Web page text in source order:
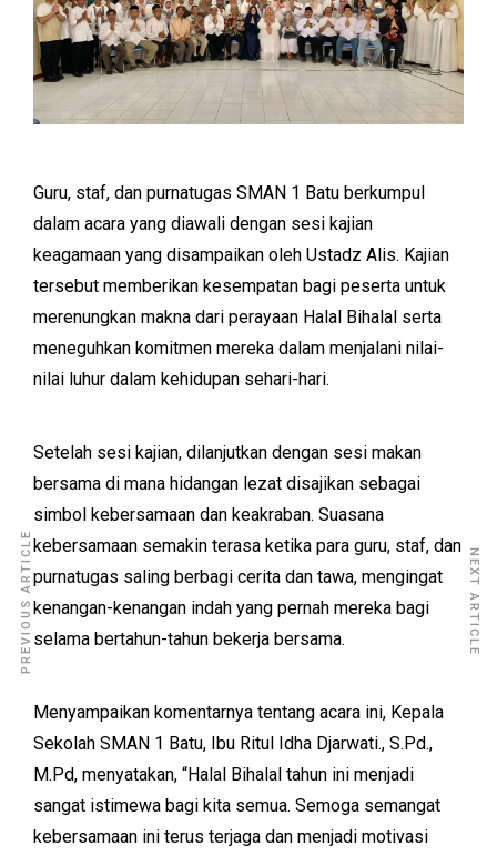
Guru, staf, dan purnatugas SMAN 1 Batu berkumpul
dalam acara yang diawali dengan sesi kajian
keagamaan yang disampaikan oleh Ustadz Alis. Kajian
tersebut memberikan kesempatan bagi peserta untuk
merenungkan makna dari perayaan Halal Bihalal serta
meneguhkan komitmen mereka dalam menjalani nilai-
nilai luhur dalam kehidupan sehari-hari.
Setelah sesi kajian, dilanjutkan dengan sesi makan
bersama di mana hidangan lezat disajikan sebagai
simbol kebersamaan dan keakraban. Suasana
kebersamaan semakin terasa ketika para guru, staf, dan
purnatugas saling berbagi cerita dan tawa, mengingat
kenangan-kenangan indah yang pernah mereka bagi
selama bertahun-tahun bekerja bersama.
Menyampaikan komentarnya tentang acara ini, Kepala
Sekolah SMAN 1 Batu, Ibu Ritul Idha Djarwati., S.Pd.,
M.Pd, menyatakan, “Halal Bihalal tahun ini menjadi
sangat istimewa bagi kita semua. Semoga semangat
kebersamaan ini terus terjaga dan menjadi motivasi
PREVIOUS ARTICLE NEXT ARTICLE